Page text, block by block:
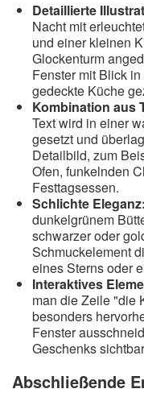
Detaillierte
Nacht mit
und einer kleinen
Glockenturm
Fenster mit Blick
gedeckte Küche
Kombination aus
Text wird in einer
gesetzt und
Detailbild, zum
Ofen, funkelnden
Festtagsessen.
Schlichte Eleganz:
dunkelgrünem
schwarzer oder
Schmuckelement
eines Sterns oder
Interaktives
man die Zeile "die
besonders
Fenster
Geschenks
Abschließende